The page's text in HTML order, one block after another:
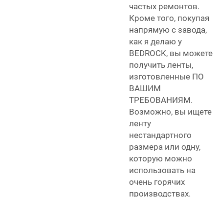
частых ремонтов.
Кроме того, покупая
напрямую с завода,
как я делаю у
BEDROCK, вы можете
получить ленты,
изготовленные ПО
ВАШИМ
ТРЕБОВАНИЯМ.
Возможно, вы ищете
ленту
нестандартного
размера или одну,
которую можно
использовать на
очень горячих
производствах.